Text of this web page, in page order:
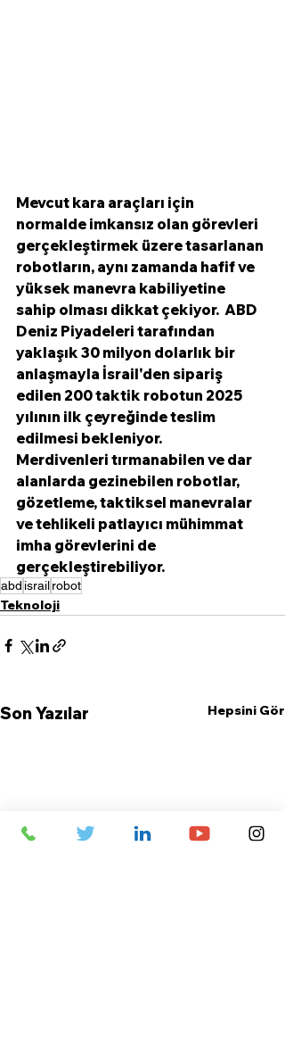
Mevcut kara araçları için
normalde imkansız olan görevleri
gerçekleştirmek üzere tasarlanan
robotların, aynı zamanda hafif ve
yüksek manevra kabiliyetine
sahip olması dikkat çekiyor.  ABD
Deniz Piyadeleri tarafından
yaklaşık 30 milyon dolarlık bir
anlaşmayla İsrail'den sipariş
edilen 200 taktik robotun 2025
yılının ilk çeyreğinde teslim
edilmesi bekleniyor.
Merdivenleri tırmanabilen ve dar
alanlarda gezinebilen robotlar,
gözetleme, taktiksel manevralar
ve tehlikeli patlayıcı mühimmat
imha görevlerini de
gerçekleştirebiliyor.
abd israilrobot
Teknoloji
Son Yazılar Hepsini Gör